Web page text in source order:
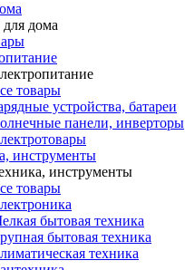
дома
товары
устройства, батареи
панели, инверторы
инструменты
инструменты
товары
бытовая техника
бытовая техника
техника